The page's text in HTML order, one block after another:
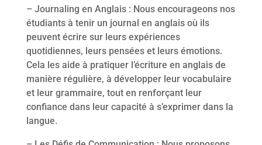
– Journaling en Anglais : Nous encourageons nos
étudiants à tenir un journal en anglais où ils
peuvent écrire sur leurs expériences
quotidiennes, leurs pensées et leurs émotions.
Cela les aide à pratiquer l’écriture en anglais de
manière régulière, à développer leur vocabulaire
et leur grammaire, tout en renforçant leur
confiance dans leur capacité à s’exprimer dans la
langue.